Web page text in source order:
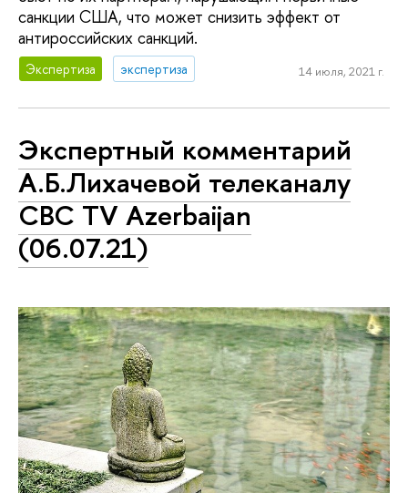
санкции США, что может снизить эффект от
антироссийских санкций.
Экспертиза экспертиза 14 июля, 2021 г.
Экспертный комментарий
А.Б.Лихачевой телеканалу
CBC TV Azerbaijan
(06.07.21)